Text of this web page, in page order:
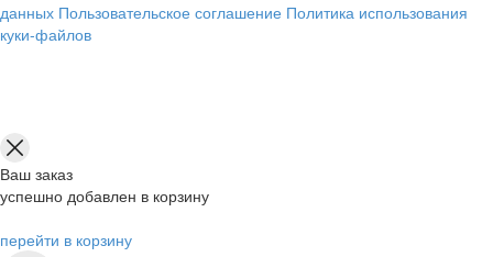
данных Пользовательское соглашение Политика использования
куки-файлов
Ваш заказ
успешно добавлен в корзину
перейти в корзину